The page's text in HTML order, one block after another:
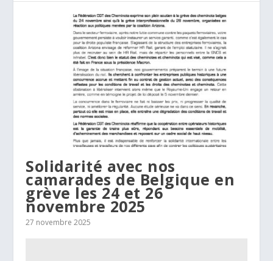
Solidarité avec nos
camarades de Belgique en
grève les 24 et 26
novembre 2025
27 novembre 2025